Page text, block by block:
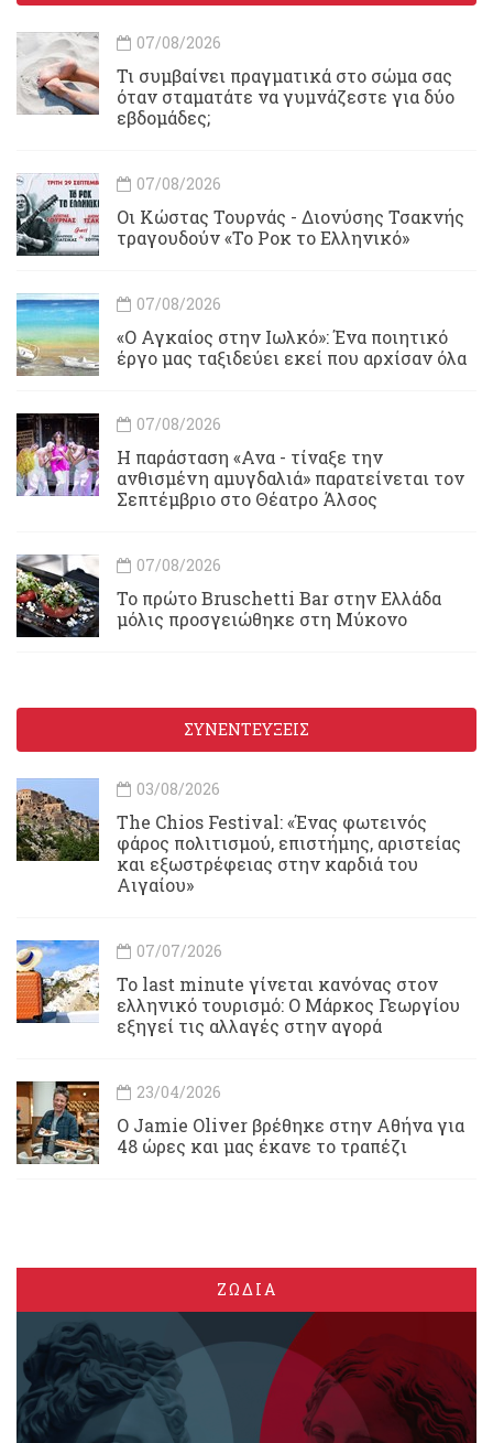
07/08/2026
Τι συμβαίνει πραγματικά στο σώμα σας
όταν σταματάτε να γυμνάζεστε για δύο
εβδομάδες;
07/08/2026
Οι Κώστας Τουρνάς - Διονύσης Τσακνής
τραγουδούν «Το Ροκ το Ελληνικό»
07/08/2026
«Ο Αγκαίος στην Ιωλκό»: Ένα ποιητικό
έργο μας ταξιδεύει εκεί που αρχίσαν όλα
07/08/2026
Η παράσταση «Ανα - τίναξε την
ανθισμένη αμυγδαλιά» παρατείνεται τον
Σεπτέμβριο στο Θέατρο Άλσος
07/08/2026
Το πρώτο Bruschetti Bar στην Ελλάδα
μόλις προσγειώθηκε στη Μύκονο
ΣΥΝΕΝΤΕΥΞΕΙΣ
03/08/2026
Τhe Chios Festival: «Ένας φωτεινός
φάρος πολιτισμού, επιστήμης, αριστείας
και εξωστρέφειας στην καρδιά του
Αιγαίου»
07/07/2026
Το last minute γίνεται κανόνας στον
ελληνικό τουρισμό: Ο Μάρκος Γεωργίου
εξηγεί τις αλλαγές στην αγορά
23/04/2026
Ο Jamie Oliver βρέθηκε στην Αθήνα για
48 ώρες και μας έκανε το τραπέζι
ΖΩΔΙΑ